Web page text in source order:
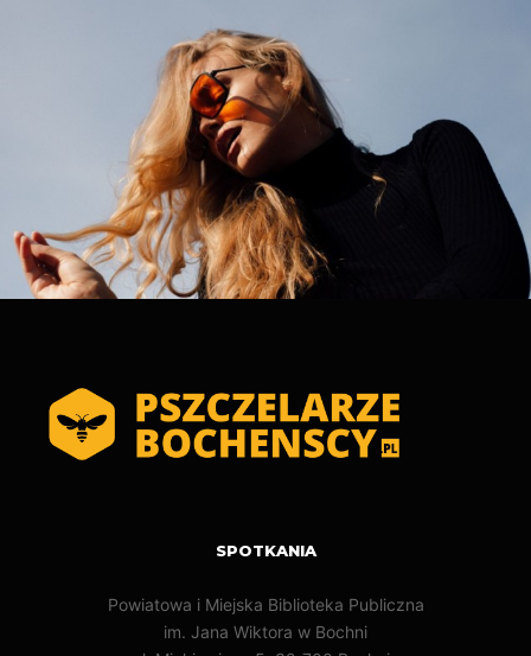
SPOTKANIA
Powiatowa i Miejska Biblioteka Publiczna
im. Jana Wiktora w Bochni